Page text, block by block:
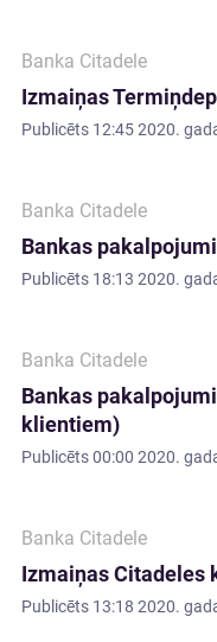
Banka Citadele
Izmaiņas
Publicēts 12:45 2020.
Banka Citadele
Bankas
Publicēts 18:13 2020.
Banka Citadele
Bankas
klientiem)
Publicēts00:00 2020.
Banka Citadele
Izmaiņas Citadeles
Publicēts 13:18 2020.